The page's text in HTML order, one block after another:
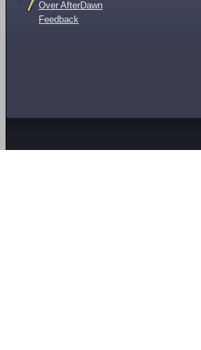
Over AfterDawn
Feedback